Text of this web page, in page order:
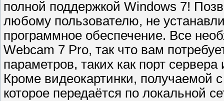
полной поддержкой Windows 7!
любому пользователю, не
программное обеспечение. Все
Webcam 7 Pro, так что вам
параметров, таких как порт
Кроме видеокартинки, получаемой
которое передаётся по локальной